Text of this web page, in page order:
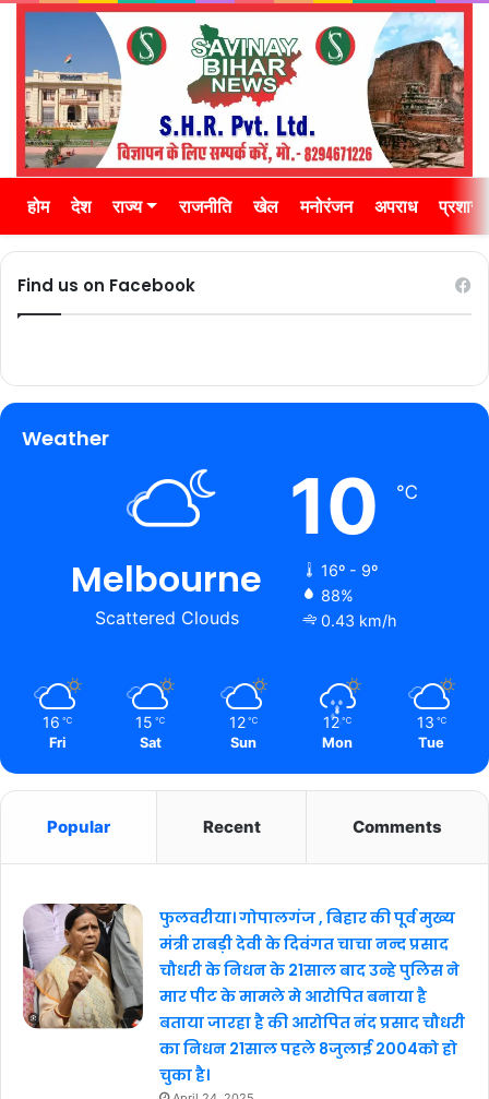
होम देश राज्य राजनीति खेल मनोरंजन अपराध
Find us on Facebook
Weather
Melbourne
Scattered Clouds
10 ℃
16º - 9º
88%
0.43 km/h
16 ℃
Fri
15 ℃
Sat
12 ℃
Sun
12 ℃
Mon
13 ℃
Tue
Popular Recent Comments
फुलवरीया। गोपालगंज , बिहार की पूर्व मुख्य
मंत्री राबड़ी देवी के दिवंगत चाचा नन्द प्रसाद
चौधरी के निधन के 21साल बाद उन्हे पुलिस ने
मार पीट के मामले मे आरोपित बनाया है
बताया जारहा है की आरोपित नंद प्रसाद चौधरी
का निधन 21साल पहले 8जुलाई 2004को हो
चुका है।